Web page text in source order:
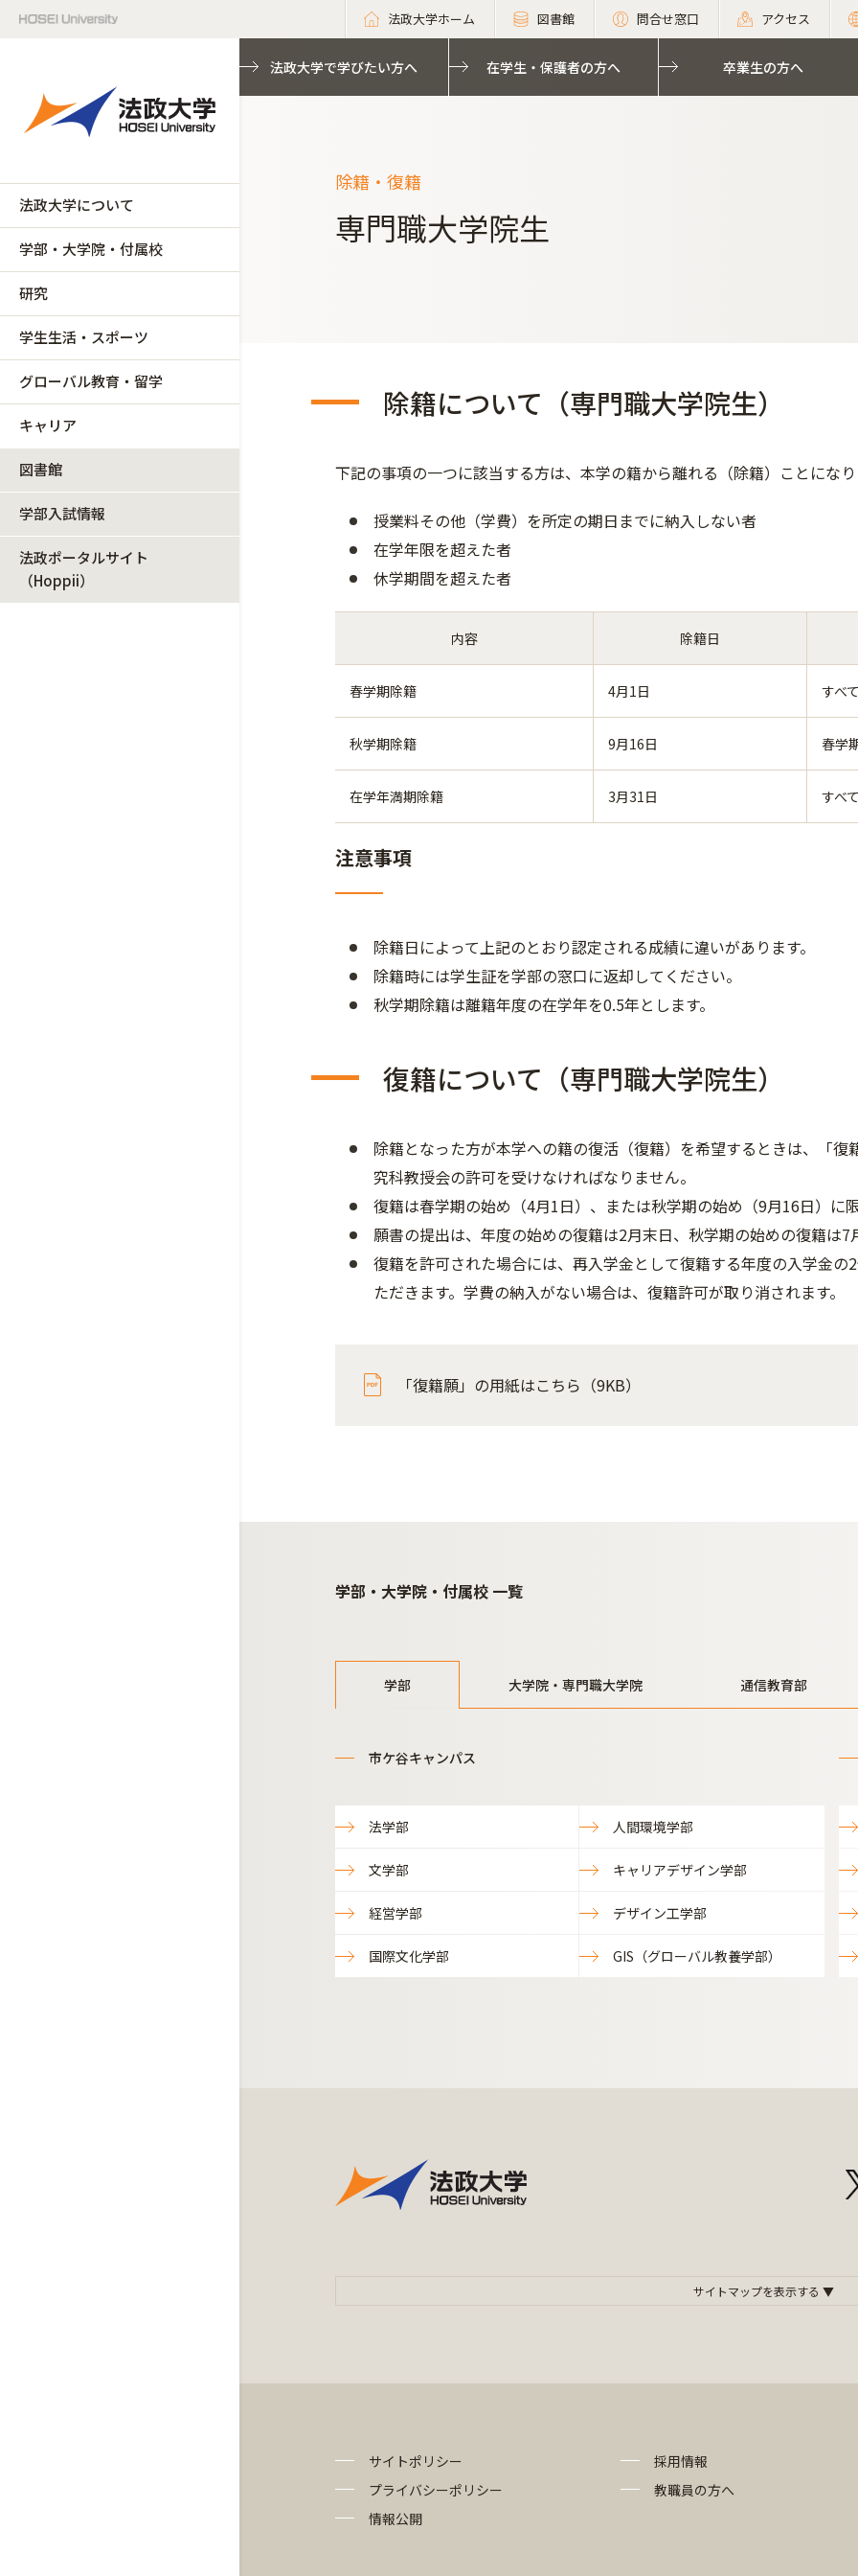
法政大学ホーム 図書館 問合せ窓口 アクセス
法政大学について
学部・大学院・付属校
研究
学生生活・スポーツ
グローバル教育・留学
キャリア
図書館
学部入試情報
法政ポータルサイト
（Hoppii）
法政大学で学びたい方へ 在学生・保護者の方へ 卒業生の方へ
除籍・復籍
専門職大学院生
除籍について（専門職大学院生）
下記の事項の一つに該当する方は、本学の籍から離れる（除籍）ことにな
授業料その他（学費）を所定の期日までに納入しない者
在学年限を超えた者
休学期間を超えた者
内容 除籍日
春学期除籍 4月1日 すべ
秋学期除籍 9月16日 春学
在学年満期除籍 3月31日 すべ
注意事項
除籍日によって上記のとおり認定される成績に違いがあります。
除籍時には学生証を学部の窓口に返却してください。
秋学期除籍は離籍年度の在学年を0.5年とします。
復籍について（専門職大学院生）
除籍となった方が本学への籍の復活（復籍）を希望するときは、「
究科教授会の許可を受けなければなりません。
復籍は春学期の始め（4月1日）、または秋学期の始め（9月16日）に
願書の提出は、年度の始めの復籍は2月末日、秋学期の始めの復籍は
復籍を許可された場合には、再入学金として復籍する年度の入学金
ただきます。学費の納入がない場合は、復籍許可が取り消されます。
「復籍願」の用紙はこちら（9KB）
学部・大学院・付属校 一覧
学部 大学院・専門職大学院 通信教育部
市ケ谷キャンパス
法学部 人間環境学部
文学部 キャリアデザイン学部
経営学部 デザイン工学部
国際文化学部 GIS（グローバル教養学部）
サイトポリシー
プライバシーポリシー
情報公開
採用情報
教職員の方へ